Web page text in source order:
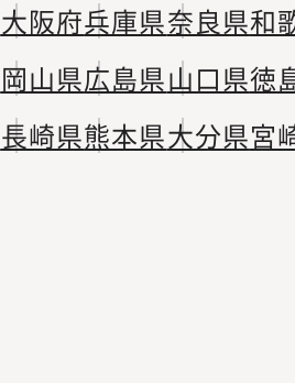
大阪府兵庫県奈良県和
岡山県広島県山口県徳
長崎県熊本県大分県宮